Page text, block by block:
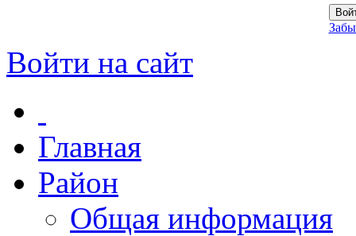
Войти на сайт
Главная
Район
Общая информация